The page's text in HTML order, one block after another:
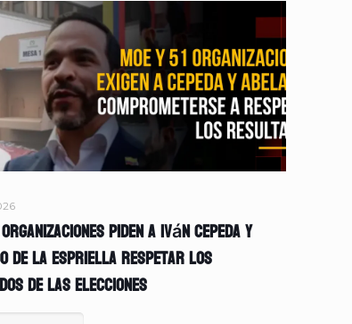
organizaciones piden a Iván Cepeda y
de la Espriella respetar los
de las elecciones